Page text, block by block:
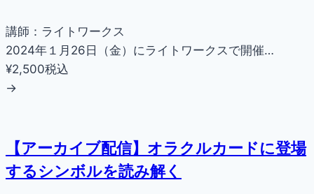
講師：ライトワークス
2024年１月26日（金）にライトワークスで開催…
¥2,500税込
→
【アーカイブ配信】オラクルカードに登場
するシンボルを読み解く